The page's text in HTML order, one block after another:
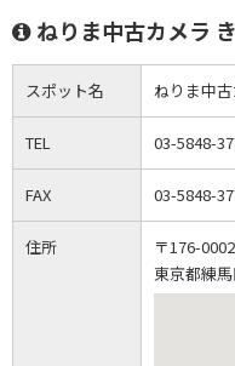
ねりま中古カメラ
スポット名 ねりま中
TEL 03-5848-
FAX 03-5848-
住所
〒176-0002
東京都練